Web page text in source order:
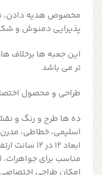
مخصوص هدیه دادن،
پذیرایی دمنوش و
این جعبه ها برخلاف
تر می باشد
طراحی و محصول
ده ها طرح و رنگ و
اسلیمی، خطاطی،
ابعاد ۱۲ در ۱۲ سانت ارتفاع ۷ سانت
مناسب برای